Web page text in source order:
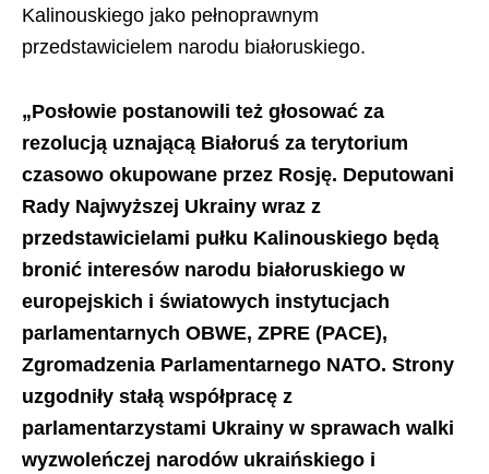
Kalinouskiego jako pełnoprawnym
przedstawicielem narodu białoruskiego.
„Posłowie postanowili też głosować za
rezolucją uznającą Białoruś za terytorium
czasowo okupowane przez Rosję. Deputowani
Rady Najwyższej Ukrainy wraz z
przedstawicielami pułku Kalinouskiego będą
bronić interesów narodu białoruskiego w
europejskich i światowych instytucjach
parlamentarnych OBWE, ZPRE (PACE),
Zgromadzenia Parlamentarnego NATO. Strony
uzgodniły stałą współpracę z
parlamentarzystami Ukrainy w sprawach walki
wyzwoleńczej narodów ukraińskiego i